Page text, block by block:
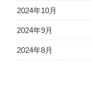
2024年10月
2024年9月
2024年8月